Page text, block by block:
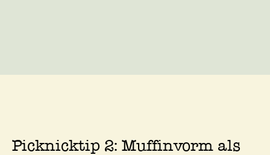
Picknicktip 2: Muffinvorm als